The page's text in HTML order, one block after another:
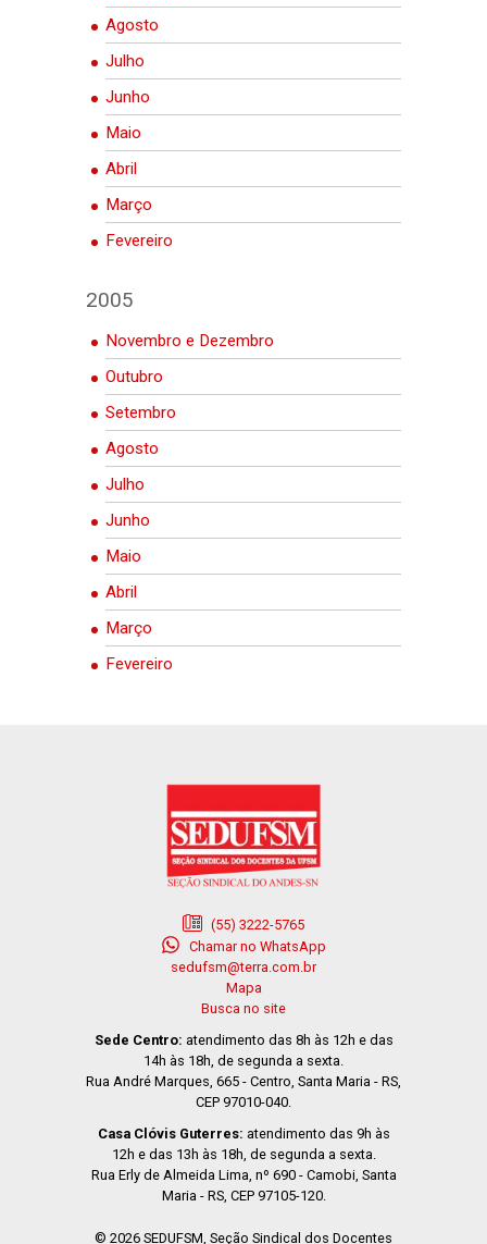
Agosto
Julho
Junho
Maio
Abril
Março
Fevereiro
2005
Novembro e Dezembro
Outubro
Setembro
Agosto
Julho
Junho
Maio
Abril
Março
Fevereiro
(55) 3222-5765
Chamar no WhatsApp
sedufsm@terra.com.br
Mapa
Busca no site
Sede Centro: atendimento das 8h às 12h e das
14h às 18h, de segunda a sexta.
Rua André Marques, 665 - Centro, Santa Maria - RS,
CEP 97010-040.
Casa Clóvis Guterres: atendimento das 9h às
12h e das 13h às 18h, de segunda a sexta.
Rua Erly de Almeida Lima, nº 690 - Camobi, Santa
Maria - RS, CEP 97105-120.
© 2026 SEDUFSM, Seção Sindical dos Docentes